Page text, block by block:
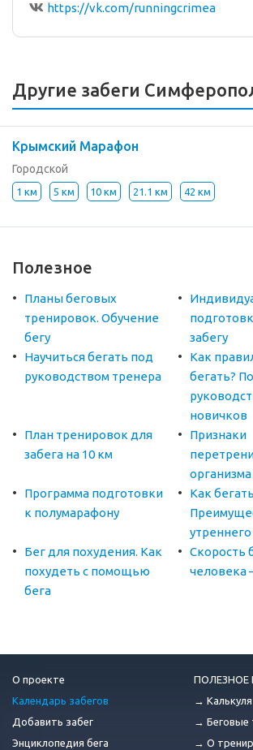
https://vk.com/runningcrimea
Другие забеги
Крымский Марафон
Городской
1 км 5 км 10 км 21.1 км 42 км
Полезное
Планы беговых
тренировок. Обучение
бегу
забегу
Научиться бегать под
руководством тренера
Как
бегать?
новичков
План тренировок для
забега на 10 км
Признаки
организма
Программа подготовки
к полумарафону
Как
утреннего
Бег для похудения. Как
похудеть с помощью
бега
Скорость
человека
О проекте
Календарь забегов
Добавить забег
Энциклопедия бега
ПОЛЕЗНОЕ
→
→ Беговые
→ О